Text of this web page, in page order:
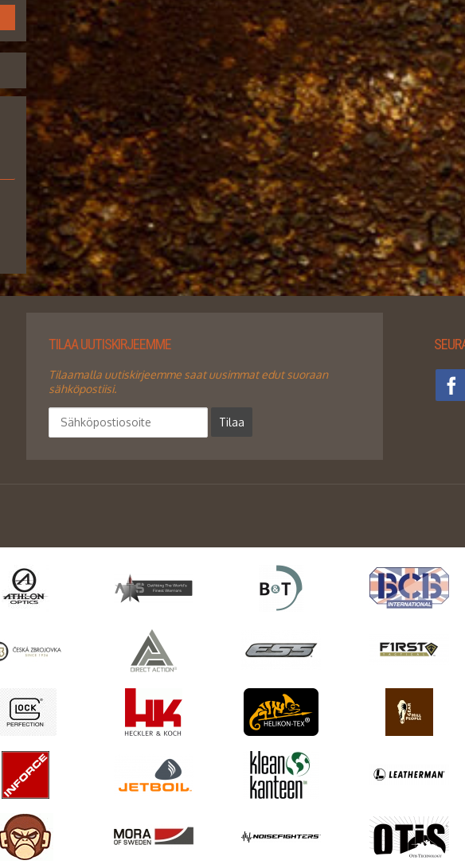
TILAA UUTISKIRJEEMME
Tilaamalla uutiskirjeemme saat uusimmat edut suoraan
sähköpostiisi.
Tilaa